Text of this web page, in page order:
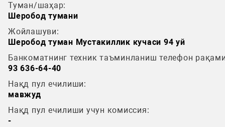
Туман/шаҳар:
Шеробод тумани
Жойлашуви:
Шеробод туман Мустакиллик кучаси 94 уй
Банкоматнинг техник таъминланиш телефон
93 636-64-40
Нақд пул ечилиши:
мавжуд
Нақд пул ечилиши учун комиссия:
-